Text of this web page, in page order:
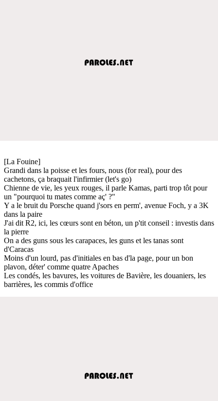
[La Fouine]
Grandi dans la poisse et les fours, nous (for real), pour des
cachetons, ça braquait l'infirmier (let's go)
Chienne de vie, les yeux rouges, il parle Kamas, parti trop tôt pour
un "pourquoi tu mates comme aç' ?"
Y a le bruit du Porsche quand j'sors en perm', avenue Foch, y a 3K
dans la paire
J'ai dit R2, ici, les cœurs sont en béton, un p'tit conseil : investis dans
la pierre
On a des guns sous les carapaces, les guns et les tanas sont
d'Caracas
Moins d'un lourd, pas d'initiales en bas d'la page, pour un bon
plavon, déter' comme quatre Apaches
Les condés, les bavures, les voitures de Bavière, les douaniers, les
barrières, les commis d'office